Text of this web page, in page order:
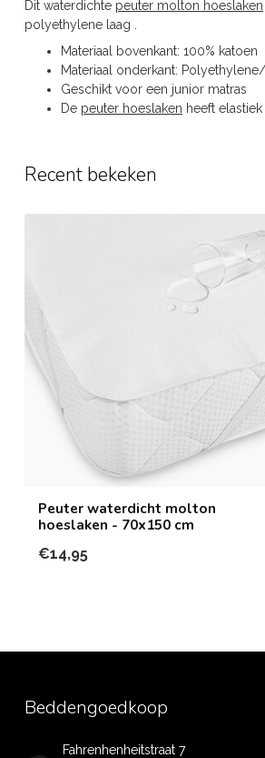
Dit waterdichte peuter molton hoeslaken
polyethylene laag .
Materiaal bovenkant: 100% katoen
Materiaal onderkant:
Geschikt voor een junior matras
De peuter hoeslaken heeft
Recent bekeken
Peuter waterdicht molton
hoeslaken - 70x150 cm
€14,95
Beddengoedkoop
Fahrenhenheitstraat 7